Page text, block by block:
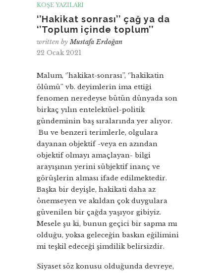
KÖŞE YAZILARI
‘’Hakikat sonrası’’ çağ ya da
‘’Toplum içinde toplum’’
written byMustafa Erdoğan
22 Ocak 2021
Malum, ‘’hakikat-sonrası’’, ‘’hakikatin
ölümü’’ vb. deyimlerin ima ettiği
fenomen neredeyse bütün dünyada son
birkaç yılın entelektüel-politik
gündeminin baş sıralarında yer alıyor.
Bu ve benzeri terimlerle, olgulara
dayanan objektif -veya en azından
objektif olmayı amaçlayan- bilgi
arayışının yerini sübjektif inanç ve
görüşlerin alması ifade edilmektedir.
Başka bir deyişle, hakikati daha az
önemseyen ve akıldan çok duygulara
güvenilen bir çağda yaşıyor gibiyiz.
Mesele şu ki, bunun geçici bir sapma mı
olduğu, yoksa geleceğin baskın eğilimini
mi teşkil edeceği şimdilik belirsizdir.
Siyaset söz konusu olduğunda devreye,